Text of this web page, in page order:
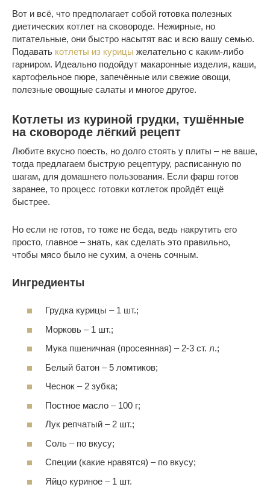
Вот и всё, что предполагает собой готовка полезных
диетических котлет на сковороде. Нежирные, но
питательные, они быстро насытят вас и всю вашу семью.
Подавать котлеты из курицы желательно с каким-либо
гарниром. Идеально подойдут макаронные изделия, каши,
картофельное пюре, запечённые или свежие овощи,
полезные овощные салаты и многое другое.
Котлеты из куриной грудки, тушённые
на сковороде лёгкий рецепт
Любите вкусно поесть, но долго стоять у плиты – не ваше,
тогда предлагаем быструю рецептуру, расписанную по
шагам, для домашнего пользования. Если фарш готов
заранее, то процесс готовки котлеток пройдёт ещё
быстрее.
Но если не готов, то тоже не беда, ведь накрутить его
просто, главное – знать, как сделать это правильно,
чтобы мясо было не сухим, а очень сочным.
Ингредиенты
Грудка курицы – 1 шт.;
Морковь – 1 шт.;
Мука пшеничная (просеянная) – 2-3 ст. л.;
Белый батон – 5 ломтиков;
Чеснок – 2 зубка;
Постное масло – 100 г;
Лук репчатый – 2 шт.;
Соль – по вкусу;
Специи (какие нравятся) – по вкусу;
Яйцо куриное – 1 шт.